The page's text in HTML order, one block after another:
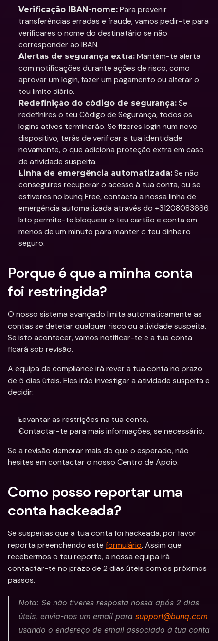
Verificação IBAN-nome: Para prevenir
transferências erradas e fraude, vamos pedir-te para
verificares o nome do destinatário se não
corresponder ao IBAN.
Alertas de segurança extra: Mantém-te alerta
com notificações durante ações de risco, como
aprovar um login, fazer um pagamento ou alterar o
teu limite diário.
Redefinição do código de segurança: Se
redefinires o teu Código de Segurança, todos os
logins ativos terminarão. Se fizeres login num novo
dispositivo, terás de verificar a tua identidade
novamente, o que adiciona proteção extra em caso
de atividade suspeita.
Linha de emergência automatizada: Se não
conseguires recuperar o acesso à tua conta, ou se
estiveres no bunq Free, contacta a nossa linha de
emergência automatizada através do +31208083666.
Isto permite-te bloquear o teu cartão e conta em
menos de um minuto para manter o teu dinheiro
seguro.
Porque é que a minha conta
foi restringida?
O nosso sistema avançado limita automaticamente as
contas se detetar qualquer risco ou atividade suspeita.
Se isto acontecer, vamos notificar-te e a tua conta
ficará sob revisão.
A equipa de compliance irá rever a tua conta no prazo
de 5 dias úteis. Eles irão investigar a atividade suspeita e
decidir:
Levantar as restrições na tua conta,
Contactar-te para mais informações, se necessário.
Se a revisão demorar mais do que o esperado, não
hesites em contactar o nosso Centro de Apoio.
Como posso reportar uma
conta hackeada?
Se suspeitas que a tua conta foi hackeada, por favor
reporta preenchendo este formulário. Assim que
recebermos o teu reporte, a nossa equipa irá
contactar-te no prazo de 2 dias úteis com os próximos
passos.
Nota: Se não tiveres resposta nossa após 2 dias
úteis, envia-nos um email para support@bunq.com
usando o endereço de email associado à tua conta